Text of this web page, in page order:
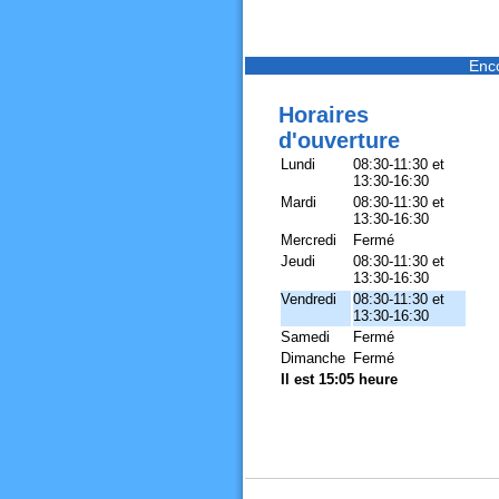
Horaires
d'ouverture
Lundi
08:30-11:30 et
13:30-16:30
Mardi
08:30-11:30 et
13:30-16:30
Mercredi
Fermé
Jeudi
08:30-11:30 et
13:30-16:30
Vendredi
08:30-11:30 et
13:30-16:30
Samedi
Fermé
Dimanche
Fermé
Il est 15:05 heure